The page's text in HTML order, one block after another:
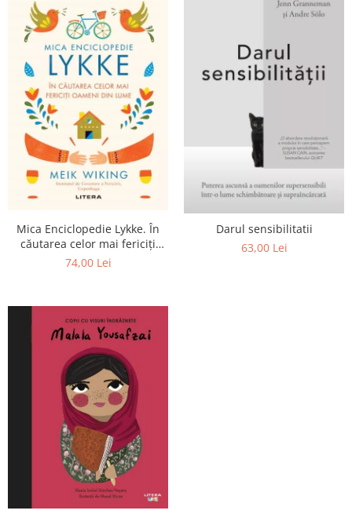
Mica Enciclopedie Lykke. În
căutarea celor mai fericiți
oameni din lume
74,00 Lei
Darul sensibilitatii
63,00 Lei